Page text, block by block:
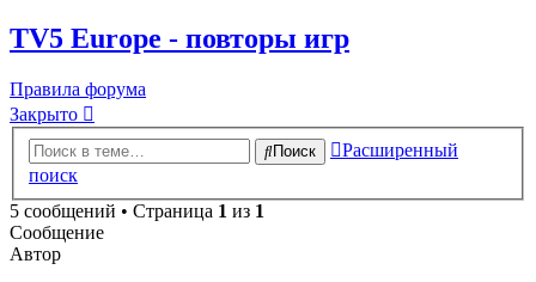
TV5 Europe - повторы игр
Правила форума
Закрыто
Поиск
Расширенный
поиск
5 сообщений • Страница 1 из 1
Сообщение
Автор